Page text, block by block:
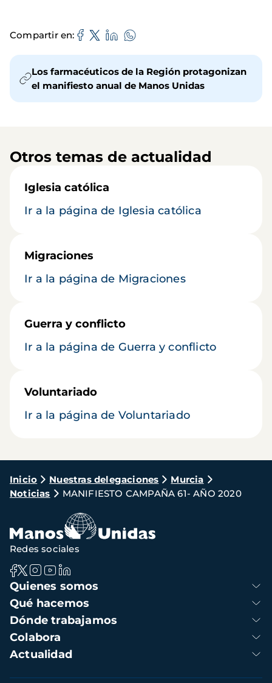
Compartir en
Los farmacéuticos de la Región protagonizan
el manifiesto anual de Manos Unidas
Otros temas de actualidad
Iglesia católica
Ir a la página de Iglesia católica
Migraciones
Ir a la página de Migraciones
Guerra y conflicto
Ir a la página de Guerra y conflicto
Voluntariado
Ir a la página de Voluntariado
Ruta
de
navegación
Inicio Nuestras delegaciones
Murcia
Noticias
MANIFIESTO CAMPAÑA 61- AÑO 2020
Navegación
principal
Quienes somos
Qué hacemos
Dónde trabajamos
Colabora
Actualidad
Redes sociales